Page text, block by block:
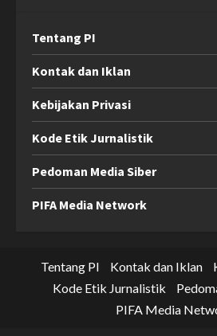
Tentang PI
Kontak dan Iklan
Kebijakan Privasi
Kode Etik Jurnalistik
Pedoman Media Siber
PIFA Media Network
Tentang PI Kontak dan Iklan
Kode Etik Jurnalistik
PIFA Media